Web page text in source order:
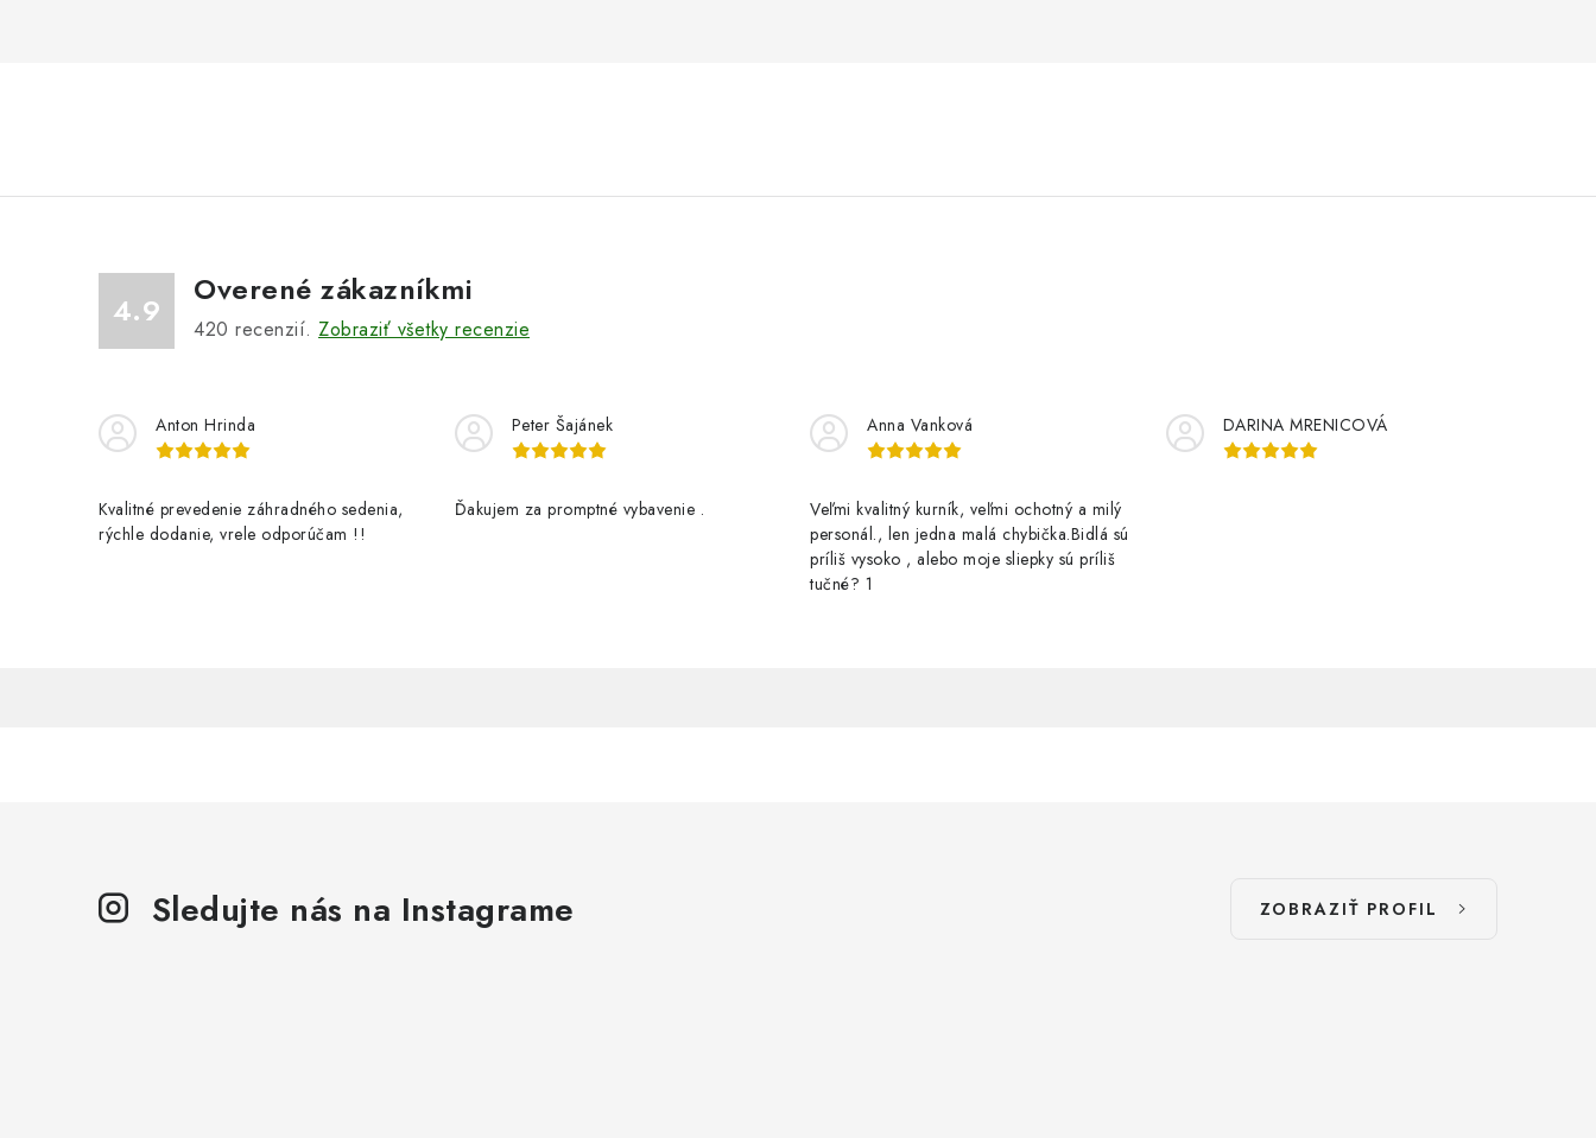
4.9
Overené zákazníkmi
420 recenzií. Zobraziť všetky recenzie
Anton Hrinda
Kvalitné prevedenie záhradného sedenia,
rýchle dodanie, vrele odporúčam !!
Peter Šajánek
Ďakujem za promptné vybavenie .
Anna Vanková
Veľmi kvalitný kurník, veľmi ochotný a milý
personál., len jedna malá chybička.Bidlá sú
príliš vysoko , alebo moje sliepky sú príliš
tučné? 1
DARINA MRENICOVÁ
Sledujte nás na Instagrame ZOBRAZIŤ PROFIL